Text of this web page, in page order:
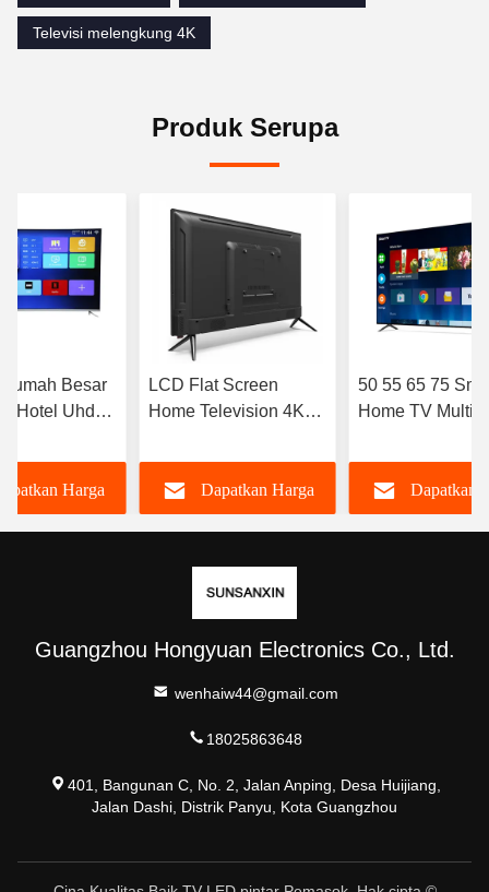
Televisi melengkung 4K
Produk Serupa
Besar
Hotel Uhd
Harga
LCD Flat Screen
Home Television 4K
Tinggi Smart TV 98
100 105 110 Inch
Dapatkan Harga
50 55 65 75
Home TV Multi
Dengan Wifi
ODM
Dapatkan
Guangzhou Hongyuan Electronics Co., Ltd.
wenhaiw44@gmail.com
18025863648
401, Bangunan C, No. 2, Jalan Anping, Desa Huijiang,
Jalan Dashi, Distrik Panyu, Kota Guangzhou